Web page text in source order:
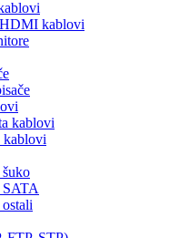
kablovi
kablovi
kablovi